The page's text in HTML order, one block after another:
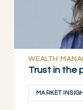
WEALTH
Trust in the
MARKET